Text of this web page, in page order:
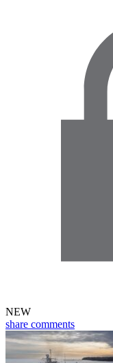
NEW
share comments